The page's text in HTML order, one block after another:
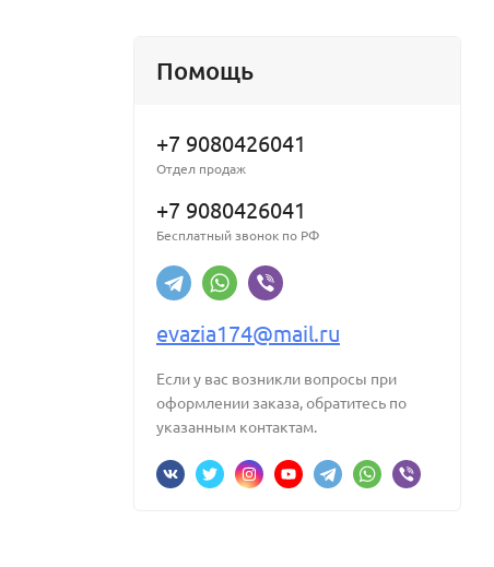
Помощь
+7 9080426041
Отдел продаж
+7 9080426041
Бесплатный звонок по РФ
evazia174@mail.ru
Если у вас возникли вопросы при
оформлении заказа, обратитесь по
указанным контактам.